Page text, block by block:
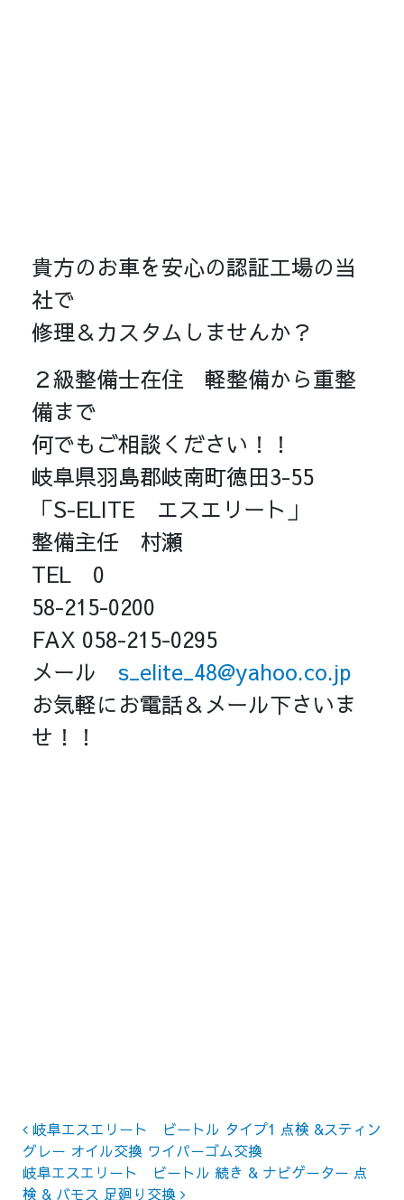
貴方のお車を安心の認証工場の当
社で
修理＆カスタムしませんか？
２級整備士在住 軽整備から重整
備まで
何でもご相談ください！！
岐阜県羽島郡岐南町徳田3-55
「S-ELITE エスエリート」
整備主任 村瀬
TEL 0
58-215-0200
FAX 058-215-0295
メール s_elite_48@yahoo.co.jp
お気軽にお電話＆メール下さいま
せ！！
Post navigation
岐阜エスエリート ビートル タイプ1 点検 &スティン
グレー オイル交換 ワイパーゴム交換
岐阜エスエリート ビートル 続き & ナビゲーター 点
検 & バモス 足廻り交換